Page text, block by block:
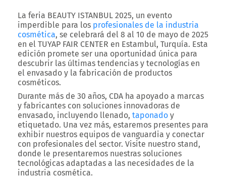
La feria BEAUTY ISTANBUL 2025, un evento
imperdible para los profesionales de la industria
cosmética, se celebrará del 8 al 10 de mayo de 2025
en el TUYAP FAIR CENTER en Estambul, Turquía. Esta
edición promete ser una oportunidad única para
descubrir las últimas tendencias y tecnologías en
el envasado y la fabricación de productos
cosméticos.
Durante más de 30 años, CDA ha apoyado a marcas
y fabricantes con soluciones innovadoras de
envasado, incluyendo llenado, taponado y
etiquetado. Una vez más, estaremos presentes para
exhibir nuestros equipos de vanguardia y conectar
con profesionales del sector. Visite nuestro stand,
donde le presentaremos nuestras soluciones
tecnológicas adaptadas a las necesidades de la
industria cosmética.